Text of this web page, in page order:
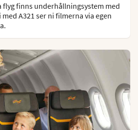
flyg finns underhållningsystem med
A321 ser ni filmerna via egen